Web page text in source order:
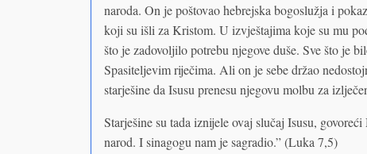
naroda. On je poštovao hebrejska bogoslužja i
koji su išli za Kristom. U izvještajima koje su mu
što je zadovoljilo potrebu njegove duše. Sve što je
Spasiteljevim riječima. Ali on je sebe držao
starješine da Isusu prenesu njegovu molbu za
Starješine su tada iznijele ovaj slučaj Isusu,
narod. I sinagogu nam je sagradio.” (Luka 7,5)